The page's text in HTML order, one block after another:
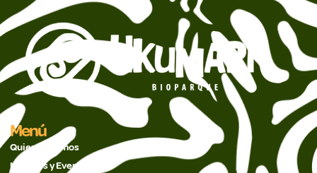
Menú
Quienes Somos
Noticias y Eventos